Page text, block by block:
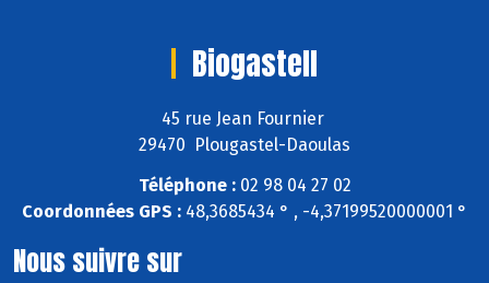
Biogastell
45 rue Jean Fournier
29470 Plougastel-Daoulas
Téléphone :02 98 04 27 02
Coordonnées GPS : 48,3685434 ° , -4,37199520000001 °
Nous suivre sur